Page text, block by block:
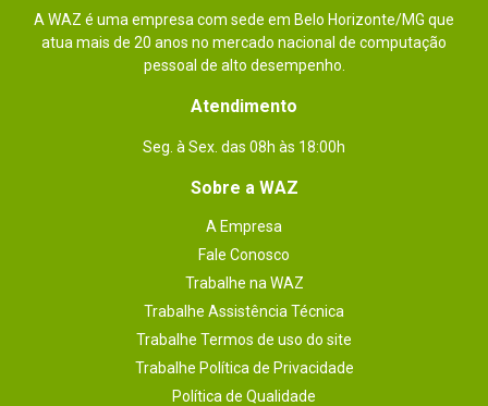
A WAZ é uma empresa com sede em Belo Horizonte/MG que
atua mais de 20 anos no mercado nacional de computação
pessoal de alto desempenho.
Atendimento
Seg. à Sex. das 08h às 18:00h
Sobre a WAZ
A Empresa
Fale Conosco
Trabalhe na WAZ
Trabalhe Assistência Técnica
Trabalhe Termos de uso do site
Trabalhe Política de Privacidade
Política de Qualidade